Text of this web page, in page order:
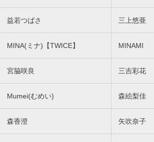
益若つばさ 三上悠亜
MINA(ミナ)【TWICE】 MINAMI
宮脇咲良 三吉彩花
Mumei(むめい) 森絵梨佳
森香澄 矢吹奈子